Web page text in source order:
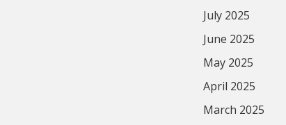
July 2025
June 2025
May 2025
April 2025
March 2025